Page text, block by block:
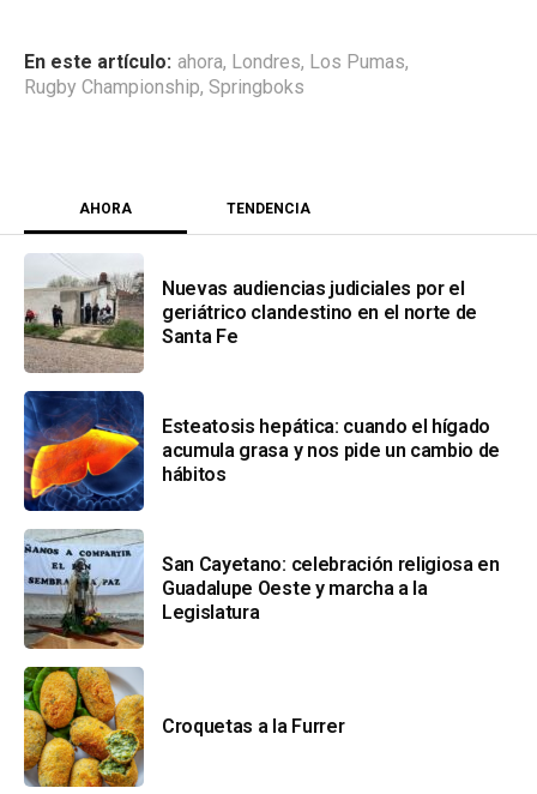
ahora, Londres, Los Pumas,
Rugby Championship, Springboks
AHORA TENDENCIA
Nuevas audiencias judiciales por el
geriátrico clandestino en el norte de
Santa Fe
Esteatosis hepática: cuando el hígado
acumula grasa y nos pide un cambio de
hábitos
San Cayetano: celebración religiosa en
Guadalupe Oeste y marcha a la
Legislatura
Croquetas a la Furrer